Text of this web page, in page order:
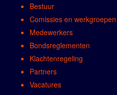
Bestuur
Comissies en werkgroepen
Medewerkers
Bondsreglementen
Klachtenregeling
Partners
Vacatures